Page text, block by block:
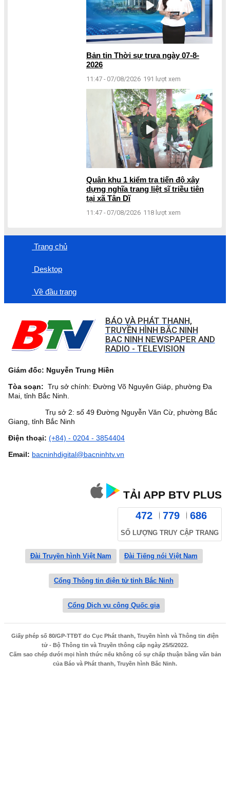
Bản tin Thời sự trưa ngày 07-8-
2026
11:47 - 07/08/2026 191 lượt xem
Quân khu 1 kiểm tra tiến độ xây
dựng nghĩa trang liệt sĩ triều tiên
tại xã Tân Dĩ
11:47 - 07/08/2026 118 lượt xem
Trang chủ
Desktop
Về đầu trang
BÁO VÀ PHÁT THANH,
TRUYỀN HÌNH BẮC NINH
BAC NINH NEWSPAPER AND
RADIO - TELEVISION
Giám đốc: Nguyễn Trung Hiền
Tòa soạn: Trụ sở chính: Đường Võ Nguyên Giáp, phường Đa
Mai, tỉnh Bắc Ninh.
Trụ sở 2: số 49 Đường Nguyễn Văn Cừ, phường Bắc
Giang, tỉnh Bắc Ninh
Điện thoại: (+84) - 0204 - 3854404
Email: bacninhdigital@bacninhtv.vn
TẢI APP BTV PLUS
472 779 686
SỐ LƯỢNG TRUY CẬP TRANG
Đài Truyền hình Việt Nam Đài Tiếng nói Việt Nam
Cổng Thông tin điện tử tỉnh Bắc Ninh
Cổng Dịch vụ công Quốc gia
Giấy phép số 80/GP-TTĐT do Cục Phát thanh, Truyền hình và Thông tin điện
tử - Bộ Thông tin và Truyền thông cấp ngày 25/5/2022.
Cấm sao chép dưới mọi hình thức nếu không có sự chấp thuận bằng văn bản
của Báo và Phát thanh, Truyền hình Bắc Ninh.